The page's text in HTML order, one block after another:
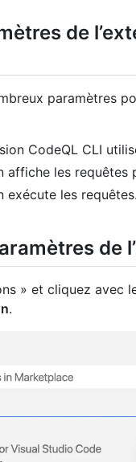
de
paramètres
CodeQL CLI
affiche les requêtes
exécute les requêtes.
de
» et cliquez avec
.